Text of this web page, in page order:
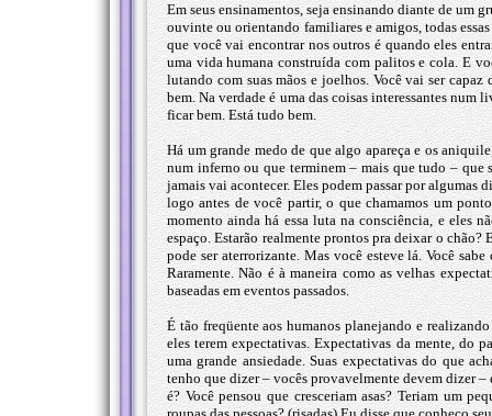
Em seus ensinamentos, seja ensinando diante de um
ouvinte ou orientando familiares e amigos, todas
que você vai encontrar nos outros é quando eles
uma vida humana construída com palitos e cola. E
lutando com suas mãos e joelhos. Você vai ser
bem. Na verdade é uma das coisas interessantes num
ficar bem. Está tudo bem.
Há um grande medo de que algo apareça e os
num inferno ou que terminem – mais que tudo – que
jamais vai acontecer. Eles podem passar por algumas
logo antes de você partir, o que chamamos um
momento ainda há essa luta na consciência, e eles
espaço. Estarão realmente prontos pra deixar o
pode ser aterrorizante. Mas você esteve lá. Você
Raramente. Não é à maneira como as velhas
baseadas em eventos passados.
É tão freqüente aos humanos planejando e
eles terem expectativas. Expectativas da mente, do
uma grande ansiedade. Suas expectativas do que
tenho que dizer – vocês provavelmente devem dizer
é? Você pensou que cresceriam asas? Teriam um